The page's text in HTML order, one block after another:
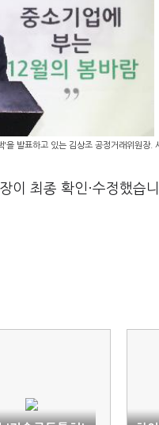
'을 발표하고 있는 김상조 공정거래위원장.
이 최종 확인·수정했습니